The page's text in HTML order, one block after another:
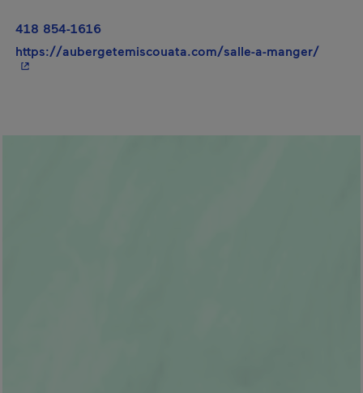
418 854-1616
https://aubergetemiscouata.com/salle-a-manger/- Cet